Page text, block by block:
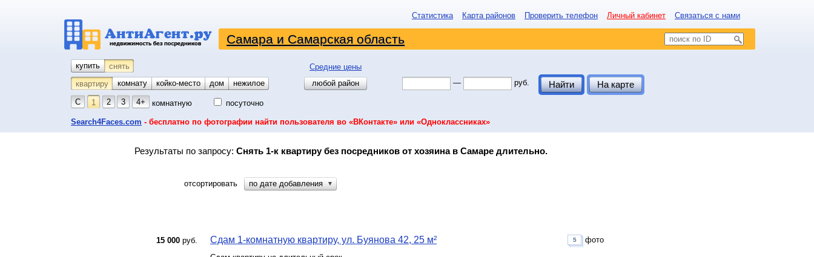
Статистика Карта районов Проверить телефон Личный кабинет Связаться с нами
Самара и Самарская область
купить снять
Средние цены
квартиру
комнату койко-место дом гараж
участок
нежилое
С 1 2 3 4+ комнатную посуточно
любой район — руб. Найти На карте
Search4Faces.com - бесплатно по фотографии найти пользователя во «ВКонтакте» или «Одноклассниках»
Результаты по запросу: Снять 1-к квартиру без посредников от хозяина в Самаре длительно.
отсортировать по дате добавления ▼
15 000 руб. Сдам 1-комнатную квартиру, ул. Буянова 42, 25 м² 5 фото